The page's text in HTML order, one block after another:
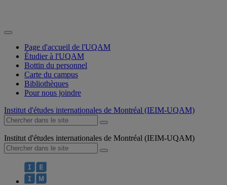
Page d'accueil de l'UQAM
Étudier à l'UQAM
Bottin du personnel
Carte du campus
Bibliothèques
Pour nous joindre
Institut d'études internationales de Montréal (IEIM-UQAM)
Institut d'études internationales de Montréal (IEIM-UQAM)